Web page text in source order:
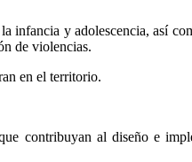
infancia y adolescencia, así
de violencias.
en el territorio.
contribuyan al diseño e